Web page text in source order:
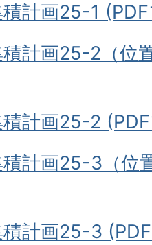
計画25-1
計画25-2（位
積計画25-2
計画25-3（位
積計画25-3